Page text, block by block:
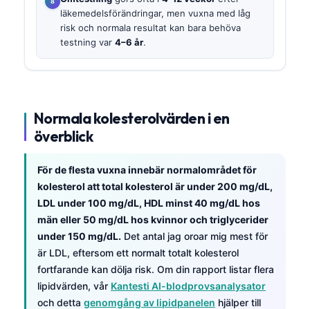
läkemedelsförändringar, men vuxna med låg
risk och normala resultat kan bara behöva
testning var 4–6 år.
Normala kolesterolvärden i en
överblick
För de flesta vuxna innebär normalområdet för
kolesterol att total kolesterol är under 200 mg/dL,
LDL under 100 mg/dL, HDL minst 40 mg/dL hos
män eller 50 mg/dL hos kvinnor och triglycerider
under 150 mg/dL. Det antal jag oroar mig mest för
är LDL, eftersom ett normalt totalt kolesterol
fortfarande kan dölja risk. Om din rapport listar flera
lipidvärden, vår Kantesti AI-blodprovsanalysator
och detta genomgång av lipidpanelen hjälper till